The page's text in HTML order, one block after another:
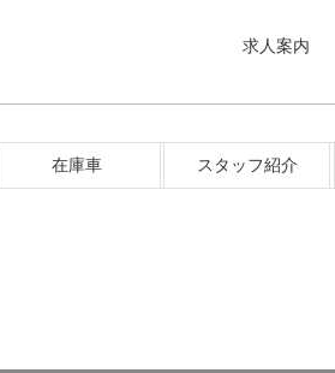
求人案内
在庫車 スタッフ紹介